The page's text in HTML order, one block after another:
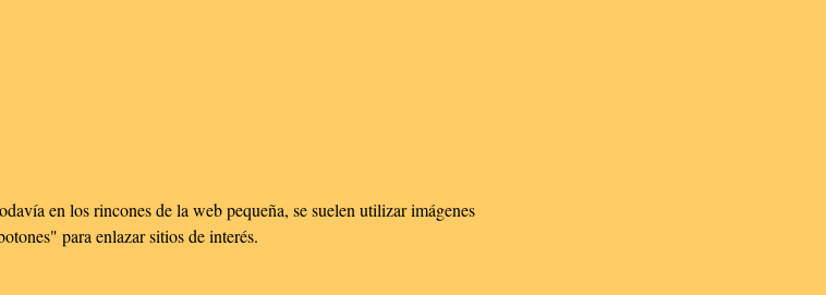
en los rincones de la web pequeña, se suelen utilizar imágenes
para enlazar sitios de interés.